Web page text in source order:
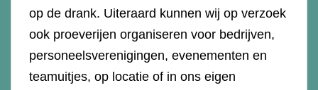
op de drank. Uiteraard kunnen wij op verzoek
ook proeverijen organiseren voor bedrijven,
personeelsverenigingen, evenementen en
teamuitjes, op locatie of in ons eigen